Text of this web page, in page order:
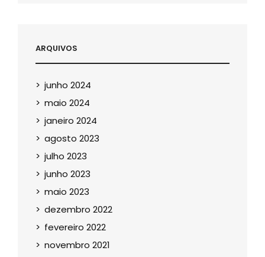
ARQUIVOS
junho 2024
maio 2024
janeiro 2024
agosto 2023
julho 2023
junho 2023
maio 2023
dezembro 2022
fevereiro 2022
novembro 2021